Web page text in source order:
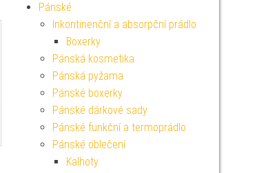
Pánské
Inkontinenční a absorpční prádlo
Boxerky
Pánská kosmetika
Pánská pyžama
Pánské boxerky
Pánské dárkové sady
Pánské funkční a termoprádlo
Pánské oblečení
Kalhoty